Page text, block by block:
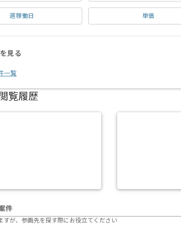
週稼働日 単価
見る
一覧
覧履歴
件
すが、参画先を探す際にお役立てください